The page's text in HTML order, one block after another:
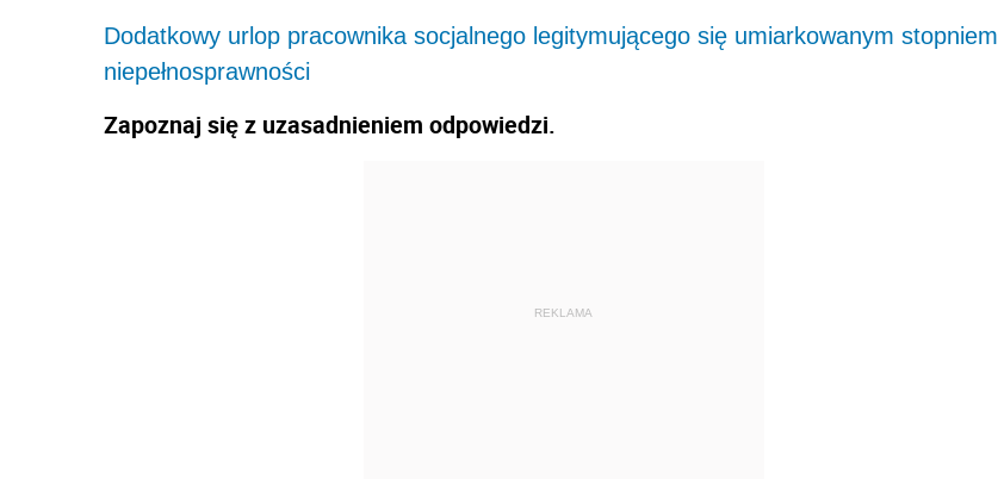
Dodatkowy urlop pracownika socjalnego legitymującego się umiarkowanym stopniem
niepełnosprawności
Zapoznaj się z uzasadnieniem odpowiedzi.
REKLAMA